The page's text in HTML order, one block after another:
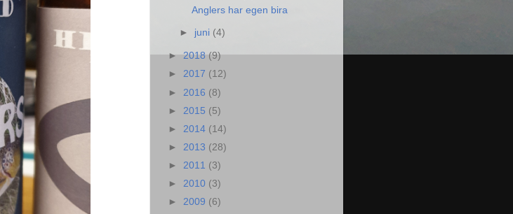
Anglers har egen bira
► juni (4)
►2018(9)
► 2017 (12)
► 2016 (8)
► 2015 (5)
► 2014 (14)
► 2013 (28)
► 2011 (3)
► 2010 (3)
► 2009 (6)